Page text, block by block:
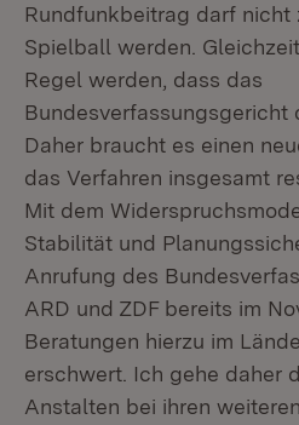
Rundfunkbeitrag darf nicht
Spielball werden.
Regel werden, dass das
Bundesverfassungsgericht
Daher braucht es einen
das Verfahren insgesamt
Mit dem
Stabilität und
Anrufung des
ARD und ZDF bereits im
Beratungen hierzu im
erschwert. Ich gehe daher
Anstalten bei ihren